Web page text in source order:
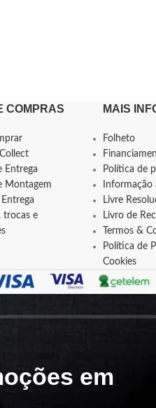
COMPRAS
Entrega
Montagem
trocas e
MAIS
Folheto
Política de
Livre
Livro de
Termos &
Política de
Cookies
em